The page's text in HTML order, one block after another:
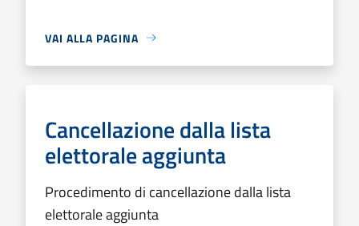
VAI ALLA PAGINA
Cancellazione dalla lista
elettorale aggiunta
Procedimento di cancellazione dalla lista
elettorale aggiunta